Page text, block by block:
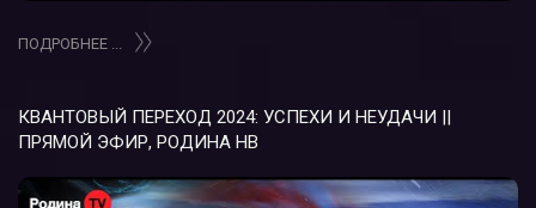
ПОДРОБНЕЕ ...
КВАНТОВЫЙ ПЕРЕХОД 2024: УСПЕХИ И НЕУДАЧИ ||
ПРЯМОЙ ЭФИР, РОДИНА НВ